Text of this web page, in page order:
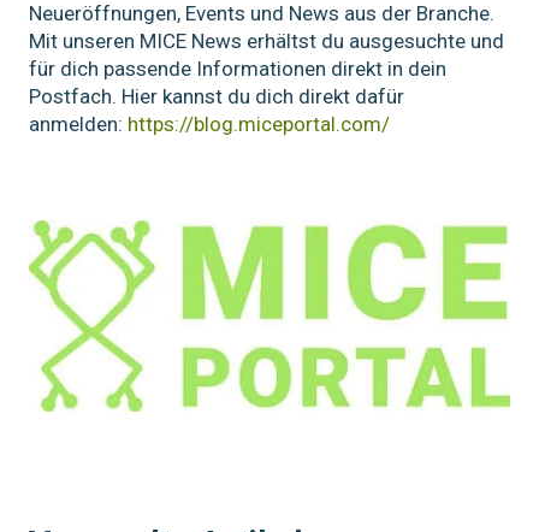
Neueröffnungen, Events und News aus der Branche.
Mit unseren MICE News erhältst du ausgesuchte und
für dich passende Informationen direkt in dein
Postfach. Hier kannst du dich direkt dafür
anmelden: https://blog.miceportal.com/